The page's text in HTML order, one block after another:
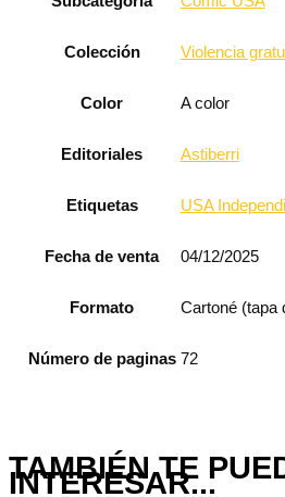
Colección Violencia
Color A color
Editoriales Astiberri
Etiquetas USA
Fecha de venta 04/12/2025
Formato Cartoné (tapa
Número de paginas 72
TAMBIÉN TE
INTERESAR...